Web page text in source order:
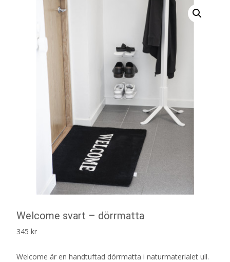
Welcome svart – dörrmatta
345 kr
Welcome är en handtuftad dörrmatta i naturmaterialet ull.